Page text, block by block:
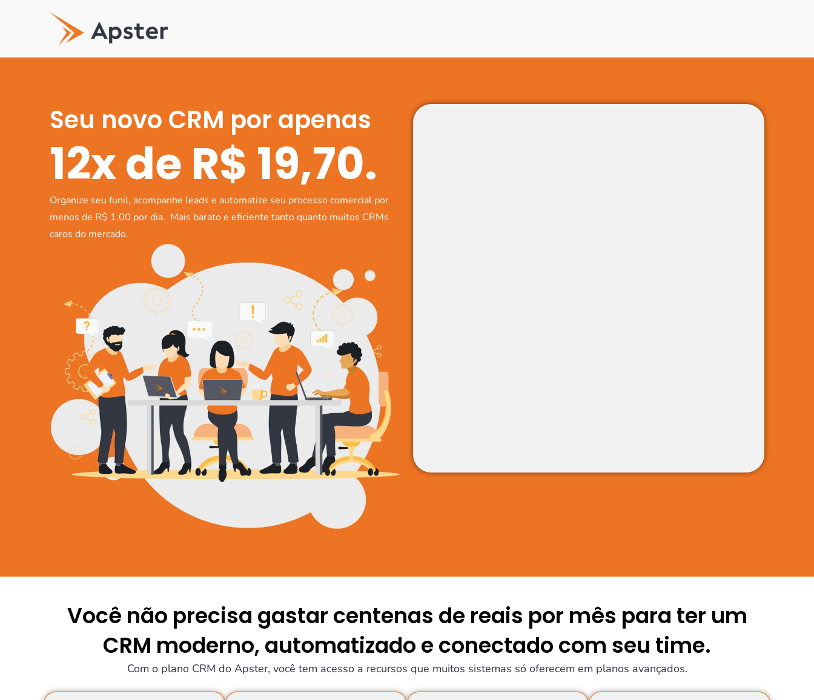
Seu novo CRM por apenas
12x de R$ 19,70.
Organize seu funil, acompanhe leads e automatize seu processo comercial por
menos de R$ 1,00 por dia. Mais barato e eficiente tanto quanto muitos CRMs
caros do mercado.
Você não precisa gastar centenas de reais por mês para ter um
CRM moderno, automatizado e conectado com seu time.
Com o plano CRM do Apster, você tem acesso a recursos que muitos sistemas só oferecem em planos avançados.